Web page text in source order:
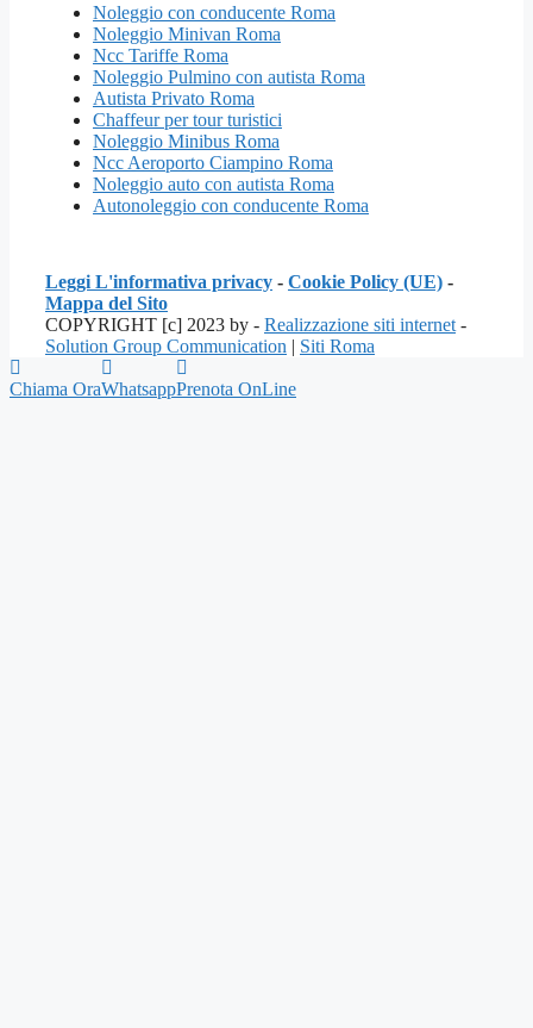
Noleggio con conducente Roma
Noleggio Minivan Roma
Ncc Tariffe Roma
Noleggio Pulmino con autista Roma
Autista Privato Roma
Chaffeur per tour turistici
Noleggio Minibus Roma
Ncc Aeroporto Ciampino Roma
Noleggio auto con autista Roma
Autonoleggio con conducente Roma
Leggi L'informativa privacy - Cookie Policy (UE) -
Mappa del Sito
COPYRIGHT [c] 2023 by - Realizzazione siti internet -
Solution Group Communication | Siti Roma
Chiama OraWhatsappPrenota OnLine